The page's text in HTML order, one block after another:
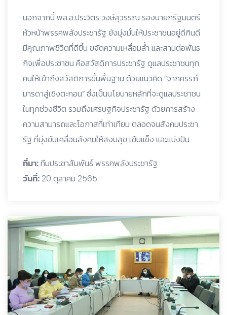
นอกจากนี้ พล.อ.ประวิตร วงษ์สุวรรณ รองนายกรัฐมนตรี
หัวหน้าพรรคพลังประชารัฐ ยังมุ่งมั่นให้ประชาชนอยู่ดีกินดี
มีคุณภาพชีวิตที่ดีขึ้น ขจัดความเหลื่อมล้ำ และสานต่อพันธ
กิจเพื่อประชาชน คือสวัสดิการประชารัฐ ดูแลประชาชนทุก
คนให้เข้าถึงสวัสดิการขั้นพื้นฐาน ด้วยแนวคิด “จากครรภ์
มารดาสู่เชิงตะกอน” ซึ่งเป็นนโยบายหลักที่จะดูแลประชาชน
ในทุกช่วงชีวิต รวมถึงเศรษฐกิจประชารัฐ ด้วยการสร้าง
ความสามารถและโอกาสที่เท่าเทียม ตลอดจนสังคมประชา
รัฐ ที่มุ่งขับเคลื่อนสังคมให้สงบสุข เข้มแข็ง และแบ่งปัน
ที่มา:ทีมประชาสัมพันธ์ พรรคพลังประชารัฐ
วันที่: 20 ตุลาคม 2565